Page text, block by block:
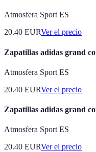
Atmosfera Sport ES
20.40 EURVer el precio
Zapatillas adidas grand
Atmosfera Sport ES
20.40 EURVer el precio
Zapatillas adidas grand
Atmosfera Sport ES
20.40 EURVer el precio